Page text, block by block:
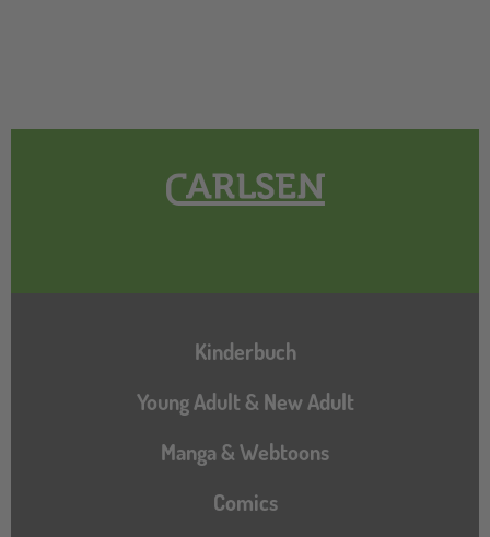
Hauptnavigation
Kinderbuch
Young Adult & New Adult
Manga & Webtoons
Comics